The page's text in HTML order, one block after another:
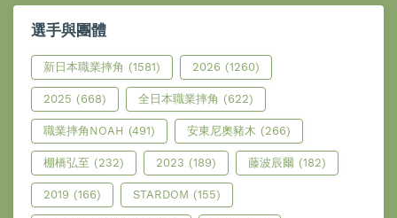
選手與團體
新日本職業摔角 (1581) 2026 (1260)
2025 (668) 全日本職業摔角 (622)
職業摔角NOAH (491) 安東尼奧豬木 (266)
棚橋弘至 (232) 2023 (189) 藤波辰爾 (182)
2019 (166) STARDOM (155)